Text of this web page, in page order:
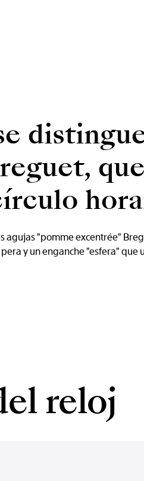
agujas "pomme excentrée"
y un enganche "esfera"
reloj